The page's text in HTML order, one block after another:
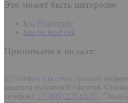
Это может быть интересно
Мы ВКонтакте
Мы на fecebook
Принимаем к оплате:
Данный
является публичной офертой.
телефону
+7 (495) 235-03-07